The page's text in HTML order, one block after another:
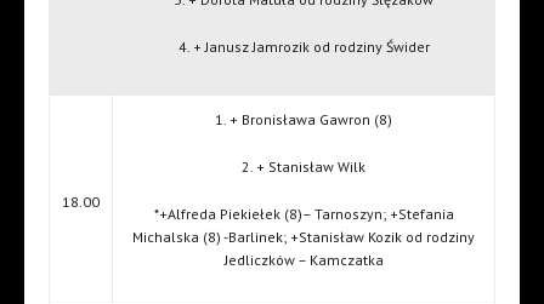
4. + Janusz Jamrozik od rodziny Świder
18.00
1. + Bronisława Gawron (8)
2. + Stanisław Wilk
*+Alfreda Piekiełek (8)– Tarnoszyn; +Stefania
Michalska (8) -Barlinek; +Stanisław Kozik od rodziny
Jedliczków – Kamczatka